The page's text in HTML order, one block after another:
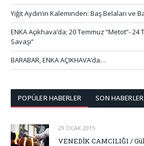
Yiğit Aydın’ın Kaleminden: Baş Belaları ve
ENKA Açıkhava’da; 20 Temmuz “Metot”-
Savaşı”
BARABAR, ENKA AÇIKHAVA’da…
POPÜLER HABERLER SON HABERLER
29 OCAK 2015
VENEDİK CAMCILIĞI /